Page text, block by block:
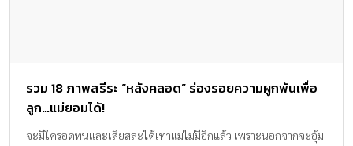
รวม 18 ภาพสรีระ “หลังคลอด” ร่องรอยความผูกพันเพื่อ
ลูก…แม่ยอมได้!
จะมีใครอดทนและเสียสละได้เท่าแม่ไม่มีอีกแล้ว เพราะนอกจากจะอุ้ม